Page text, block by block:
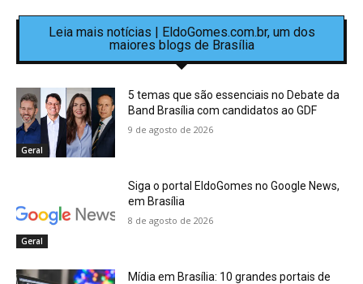
Leia mais notícias | EldoGomes.com.br, um dos
maiores blogs de Brasília
Geral
5 temas que são essenciais no Debate da
Band Brasília com candidatos ao GDF
9 de agosto de 2026
Geral
Siga o portal EldoGomes no Google News,
em Brasília
8 de agosto de 2026
Mídia em Brasília: 10 grandes portais de